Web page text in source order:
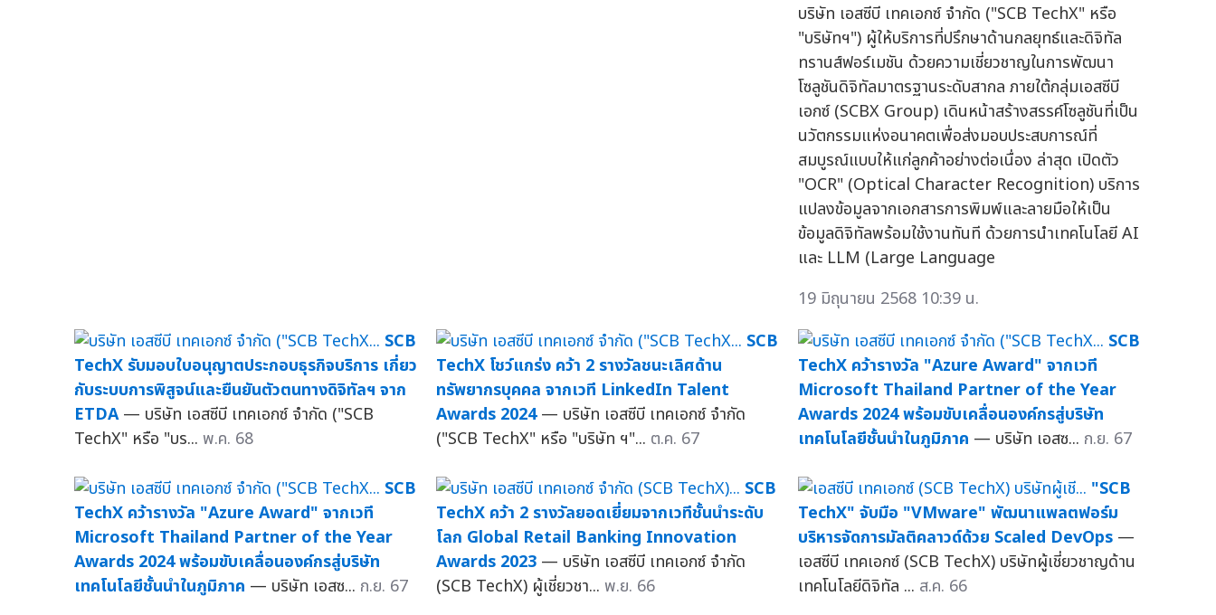
บริษัท เอสซีบี เทคเอกซ์ จำกัด ("SCB TechX" หรือ
"บริษัทฯ") ผู้ให้บริการที่ปรึกษาด้านกลยุทธ์และดิจิทัล
ทรานส์ฟอร์เมชัน ด้วยความเชี่ยวชาญในการพัฒนา
โซลูชันดิจิทัลมาตรฐานระดับสากล ภายใต้กลุ่มเอสซีบี
เอกซ์ (SCBX Group) เดินหน้าสร้างสรรค์โซลูชันที่เป็น
นวัตกรรมแห่งอนาคตเพื่อส่งมอบประสบการณ์ที่
สมบูรณ์แบบให้แก่ลูกค้าอย่างต่อเนื่อง ล่าสุด เปิดตัว
"OCR" (Optical Character Recognition) บริการ
แปลงข้อมูลจากเอกสารการพิมพ์และลายมือให้เป็น
ข้อมูลดิจิทัลพร้อมใช้งานทันที ด้วยการนำเทคโนโลยี AI
และ LLM (Large Language
19 มิถุนายน 2568 10:39 น.
SCB
TechX รับมอบใบอนุญาตประกอบธุรกิจบริการ เกี่ยว
กับระบบการพิสูจน์และยืนยันตัวตนทางดิจิทัลฯ จาก
ETDA — บริษัท เอสซีบี เทคเอกซ์ จำกัด ("SCB
TechX" หรือ "บร... พ.ค. 68
SCB
TechX โชว์แกร่ง คว้า 2 รางวัลชนะเลิศด้าน
ทรัพยากรบุคคล จากเวที LinkedIn Talent
Awards 2024 — บริษัท เอสซีบี เทคเอกซ์ จำกัด
("SCB TechX" หรือ "บริษัท ฯ"... ต.ค. 67
SCB
TechX คว้ารางวัล "Azure Award" จากเวที
Microsoft Thailand Partner of the Year
Awards 2024 พร้อมขับเคลื่อนองค์กรสู่บริษัท
เทคโนโลยีชั้นนำในภูมิภาค — บริษัท เอสซ... ก.ย. 67
SCB
TechX คว้ารางวัล "Azure Award" จากเวที
Microsoft Thailand Partner of the Year
Awards 2024 พร้อมขับเคลื่อนองค์กรสู่บริษัท
เทคโนโลยีชั้นนำในภูมิภาค — บริษัท เอสซ... ก.ย. 67
SCB
TechX คว้า 2 รางวัลยอดเยี่ยมจากเวทีชั้นนำระดับ
โลก Global Retail Banking Innovation
Awards 2023 — บริษัท เอสซีบี เทคเอกซ์ จำกัด
(SCB TechX) ผู้เชี่ยวชา... พ.ย. 66
"SCB
TechX" จับมือ "VMware" พัฒนาแพลตฟอร์ม
บริหารจัดการมัลติคลาวด์ด้วย Scaled DevOps —
เอสซีบี เทคเอกซ์ (SCB TechX) บริษัทผู้เชี่ยวชาญด้าน
เทคโนโลยีดิจิทัล ... ส.ค. 66